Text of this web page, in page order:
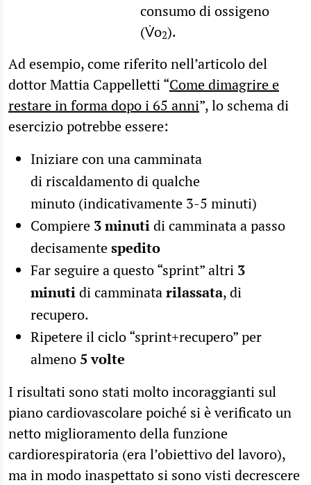
consumo di ossigeno
(V̇o2).
Ad esempio, come riferito nell’articolo del
dottor Mattia Cappelletti “Come dimagrire e
restare in forma dopo i 65 anni”, lo schema di
esercizio potrebbe essere:
Iniziare con una camminata
diriscaldamento di qualche
minuto (indicativamente 3-5 minuti)
Compiere 3 minutidi camminata a passo
decisamentespedito
Far seguire a questo “sprint” altri 3
minutidi camminatarilassata, di
recupero.
Ripetere il ciclo “sprint+recupero” per
almeno 5 volte
I risultati sono stati molto incoraggianti sul
piano cardiovascolare poiché si è verificato un
netto miglioramento della funzione
cardiorespiratoria (era l’obiettivo del lavoro),
ma in modo inaspettato si sono visti decrescere